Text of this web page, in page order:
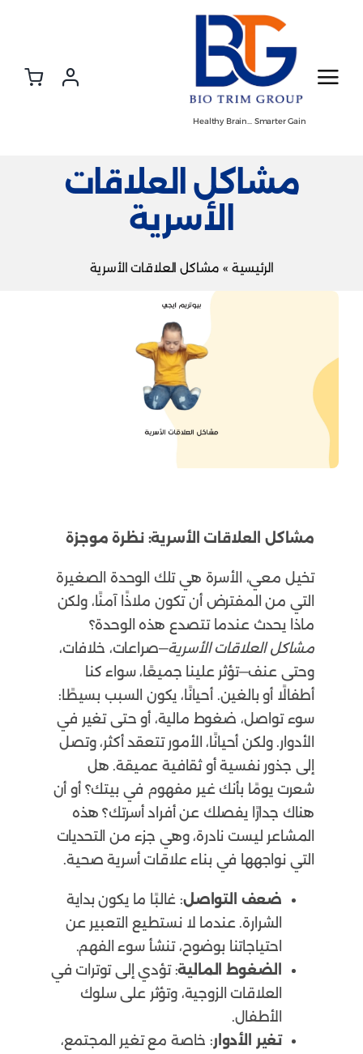
Healthy Brain… Smarter Gain
مشاكل العلاقات
الأسرية
الرئيسية » مشاكل العلاقات الأسرية
مشاكل العلاقات الأسرية: نظرة موجزة
تخيل معي، الأسرة هي تلك الوحدة الصغيرة
التي من المفترض أن تكون ملاذًا آمنًا، ولكن
ماذا يحدث عندما تتصدع هذه الوحدة؟
مشاكل العلاقات الأسرية—صراعات، خلافات،
وحتى عنف—تؤثر علينا جميعًا، سواء كنا
أطفالًا أو بالغين. أحيانًا، يكون السبب بسيطًا:
سوء تواصل، ضغوط مالية، أو حتى تغير في
الأدوار. ولكن أحيانًا، الأمور تتعقد أكثر، وتصل
إلى جذور نفسية أو ثقافية عميقة. هل
شعرت يومًا بأنك غير مفهوم في بيتك؟ أو أن
هناك جدارًا يفصلك عن أفراد أسرتك؟ هذه
المشاعر ليست نادرة، وهي جزء من التحديات
التي نواجهها في بناء علاقات أسرية صحية.
ضعف التواصل: غالبًا ما يكون بداية
الشرارة. عندما لا نستطيع التعبير عن
احتياجاتنا بوضوح، تنشأ سوء الفهم.
الضغوط المالية: تؤدي إلى توترات في
العلاقات الزوجية، وتؤثر على سلوك
الأطفال.
تغير الأدوار: خاصة مع تغير المجتمع،